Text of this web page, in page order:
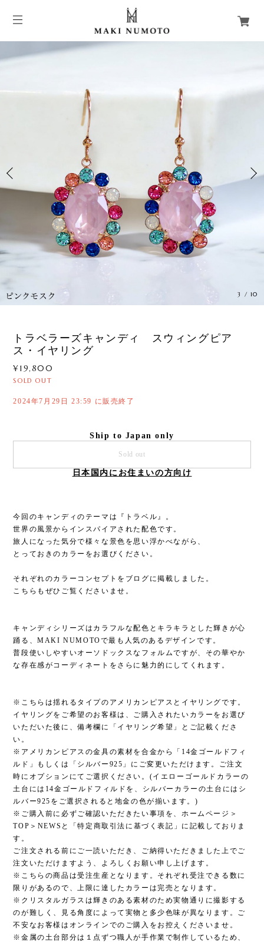
3 / 10
トラベラーズキャンディ スウィングピア
ス・イヤリング
¥19,800
SOLD OUT
2024年7月29日 23:59 に販売終了
Ship to Japan only
Sold out
日本国内にお住まいの方向け
今回のキャンディのテーマは『トラベル』。
世界の風景からインスパイアされた配色です。
旅人になった気分で様々な景色を思い浮かべながら、
とっておきのカラーをお選びください。
それぞれのカラーコンセプトをブログに掲載しました。
こちらもぜひご覧くださいませ。
キャンディシリーズはカラフルな配色とキラキラとした輝きが心
踊る、MAKI NUMOTOで最も人気のあるデザインです。
普段使いしやすいオーソドックスなフォルムですが、その華やか
な存在感がコーディネートをさらに魅力的にしてくれます。
※こちらは揺れるタイプのアメリカンピアスとイヤリングです。
イヤリングをご希望のお客様は、ご購入されたいカラーをお選び
いただいた後に、備考欄に「イヤリング希望」とご記載くださ
い。
※アメリカンピアスの金具の素材を合金から「14金ゴールドフィ
ルド」もしくは「シルバー925」にご変更いただけます。ご注文
時にオプションにてご選択ください。(イエローゴールドカラーの
土台には14金ゴールドフィルドを、シルバーカラーの土台にはシ
ルバー925をご選択されると地金の色が揃います。)
※ご購入前に必ずご確認いただきたい事項を、ホームページ＞
TOP＞NEWSと「特定商取引法に基づく表記」に記載しておりま
す。
ご注文される前にご一読いただき、ご納得いただきました上でご
注文いただけますよう、よろしくお願い申し上げます。
※こちらの商品は受注生産となります。それぞれ受注できる数に
限りがあるので、上限に達したカラーは完売となります。
※クリスタルガラスは輝きのある素材のため実物通りに撮影する
のが難しく、見る角度によって実物と多少色味が異なります。ご
不安なお客様はオンラインでのご購入をお控えくださいませ。
※金属の土台部分は１点ずつ職人が手作業で制作しているため、